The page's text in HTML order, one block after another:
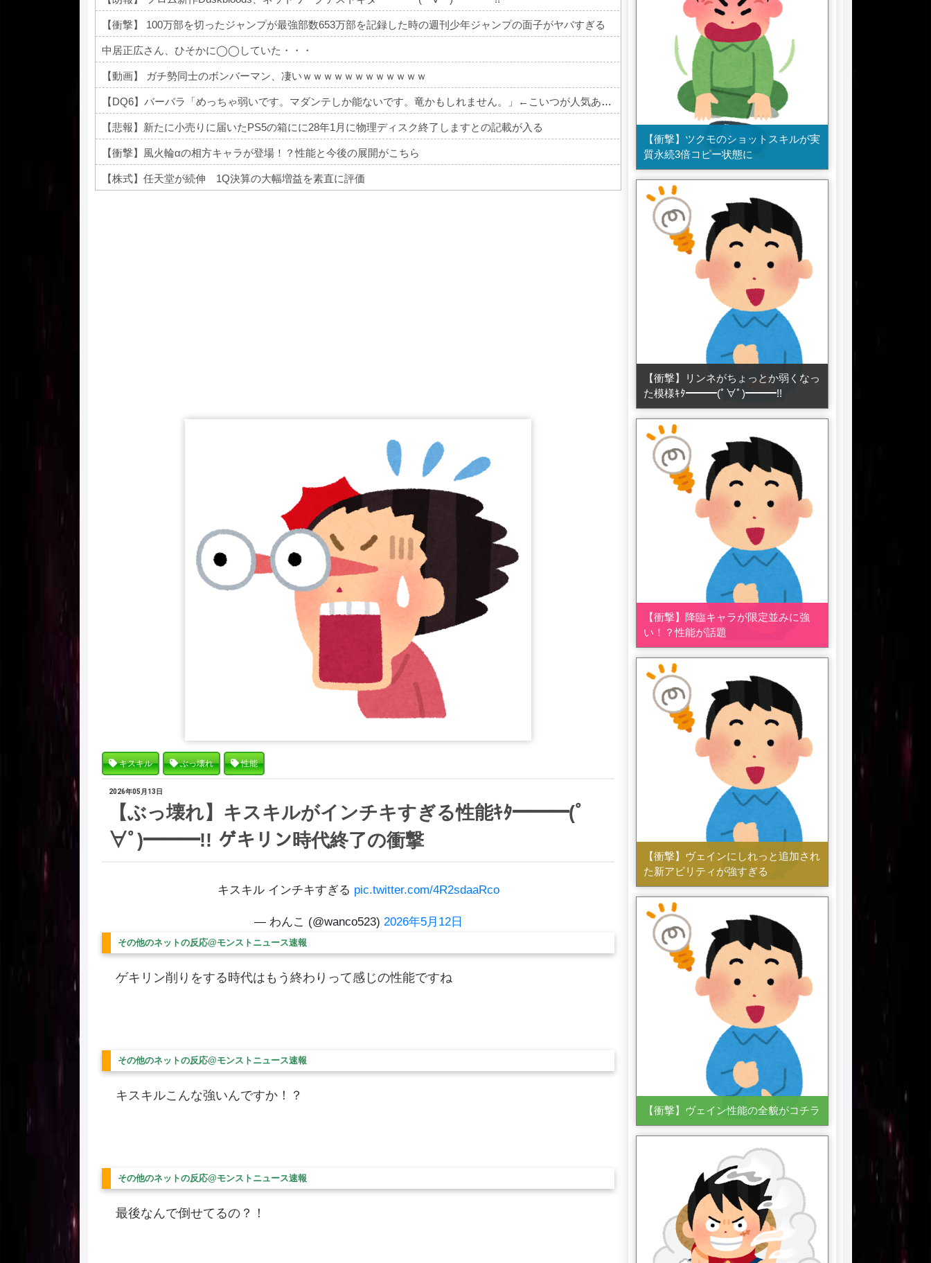
【衝撃】 100万部を切ったジャンプが最強部数653万部を記録した時の週刊少年ジャンプの面子がヤバすぎる
中居正広さん、ひそかに◯◯していた・・・
【動画】 ガチ勢同士のボンバーマン、凄いｗｗｗｗｗｗｗｗｗｗｗｗ
【DQ6】バーバラ「めっちゃ弱いです。マダンテしか能ないです。竜かもしれません。」←こいつが人気ある理由
【悲報】新たに小売りに届いたPS5の箱にに28年1月に物理ディスク終了しますとの記載が入る
【衝撃】風火輪αの相方キャラが登場！？性能と今後の展開がこちら
【株式】任天堂が続伸 1Q決算の大幅増益を素直に評価
キスキル ぶっ壊れ 性能
2026年05月13日
【ぶっ壊れ】キスキルがインチキすぎる性能ｷﾀ━━━(ﾟ
∀ﾟ)━━━!! ゲキリン時代終了の衝撃
キスキル インチキすぎる pic.twitter.com/4R2sdaaRco
— わんこ (@wanco523) 2026年5月12日
その他のネットの反応@モンストニュース速報
ゲキリン削りをする時代はもう終わりって感じの性能ですね
その他のネットの反応@モンストニュース速報
キスキルこんな強いんですか！？
その他のネットの反応@モンストニュース速報
最後なんで倒せてるの？！
【衝撃】ツクモのショットスキルが実
質永続3倍コピー状態に
【衝撃】リンネがちょっとか弱くなっ
た模様ｷﾀ━━━(ﾟ∀ﾟ)━━━!!
【衝撃】降臨キャラが限定並みに強
い！？性能が話題
【衝撃】ヴェインにしれっと追加され
た新アビリティが強すぎる
【衝撃】ヴェイン性能の全貌がコチラ